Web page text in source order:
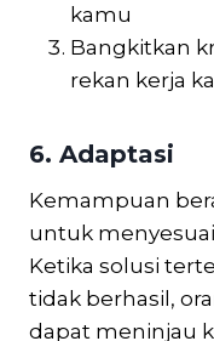
kamu
Bangkitkan
rekan kerja
6. Adaptasi
Kemampuan
untuk
Ketika solusi
tidak berhasil,
dapat meninjau